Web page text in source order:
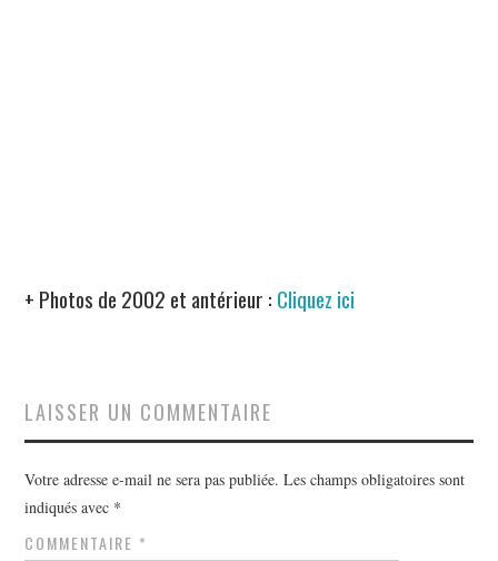
+ Photos de 2002 et antérieur : Cliquez ici
LAISSER UN COMMENTAIRE
Votre adresse e-mail ne sera pas publiée. Les champs obligatoires sont
indiqués avec *
COMMENTAIRE *